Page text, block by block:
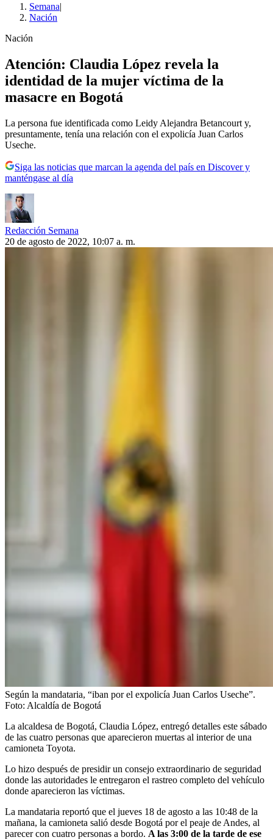
Semana|
Nación
Nación
Atención: Claudia López revela la
identidad de la mujer víctima de la
masacre en Bogotá
La persona fue identificada como Leidy Alejandra Betancourt y,
presuntamente, tenía una relación con el expolicía Juan Carlos
Useche.
Siga las noticias que marcan la agenda del país en Discover y
manténgase al día
Redacción Semana
20 de agosto de 2022, 10:07 a. m.
Según la mandataria, “iban por el expolicía Juan Carlos Useche”.
Foto: Alcaldía de Bogotá
La alcaldesa de Bogotá, Claudia López, entregó detalles este sábado
de las cuatro personas que aparecieron muertas al interior de una
camioneta Toyota.
Lo hizo después de presidir un consejo extraordinario de seguridad
donde las autoridades le entregaron el rastreo completo del vehículo
donde aparecieron las víctimas.
La mandataria reportó que el jueves 18 de agosto a las 10:48 de la
mañana, la camioneta salió desde Bogotá por el peaje de Andes, al
parecer con cuatro personas a bordo. A las 3:00 de la tarde de ese